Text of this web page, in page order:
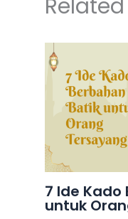
7 Ide
untuk